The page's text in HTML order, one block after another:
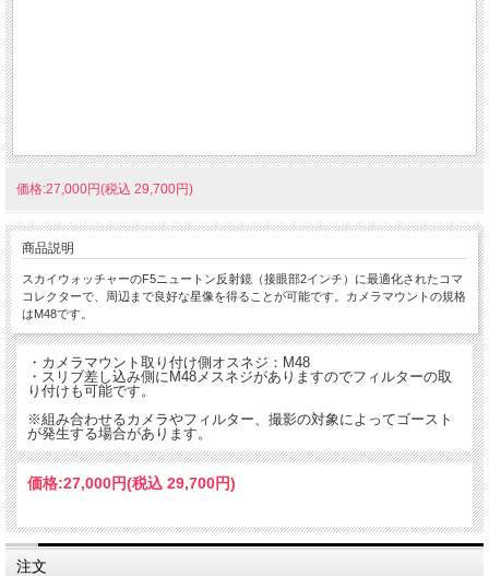
価格:27,000円(税込 29,700円)
商品説明
スカイウォッチャーのF5ニュートン反射鏡（接眼部2インチ）に最適化されたコマ
コレクターで、周辺まで良好な星像を得ることが可能です。カメラマウントの規格
はM48です。
・カメラマウント取り付け側オスネジ：M48
・スリブ差し込み側にM48メスネジがありますのでフィルターの取
り付けも可能です。
※組み合わせるカメラやフィルター、撮影の対象によってゴースト
が発生する場合があります。
価格:27,000円(税込 29,700円)
注文